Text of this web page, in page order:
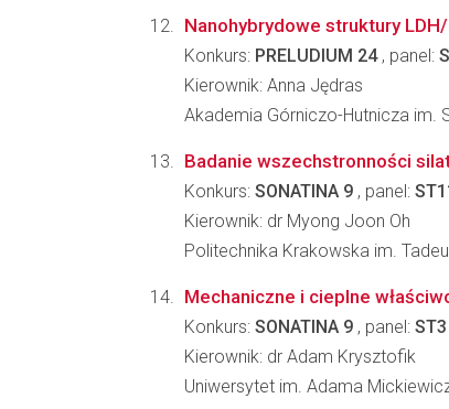
Nanohybrydowe struktury
Konkurs: PRELUDIUM 24, panel:
Kierownik: Anna Jędras
Akademia Górniczo-Hutnicza im.
Badanie wszechstronności
Konkurs: SONATINA 9 , panel:
Kierownik: dr Myong Joon Oh
Politechnika Krakowska im.
Mechaniczne i cieplne
Konkurs: SONATINA 9 , panel: ST3
Kierownik: dr Adam Krysztofik
Uniwersytet im. Adama